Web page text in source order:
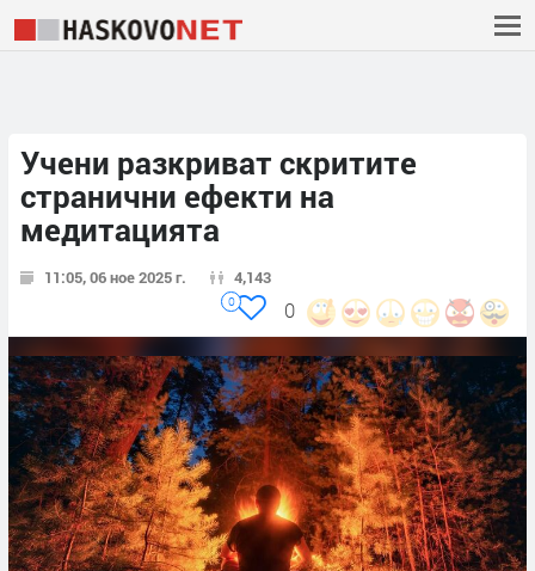
Учени разкриват скритите
странични ефекти на
медитацията
11:05, 06 ное 2025 г. 4,143
0
0